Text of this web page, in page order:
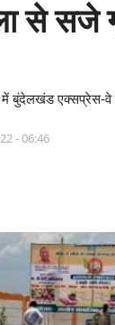
से सजे
में बुंदेलखंड एक्सप्रेस-वे
- 06:46